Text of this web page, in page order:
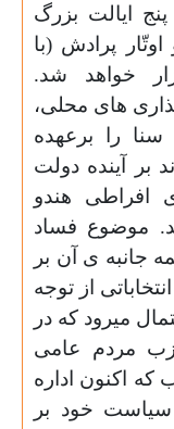
پنج ايالت بزرگ
پرادش (با
خواهد شد.
هاى محلى،
سنا را برعهده
بر آينده دولت
افراطى هندو
موضوع فساد
جانبه ى آن بر
از توجه
ميرود كه در
مردم عامى
اكنون اداره
سياست خود بر